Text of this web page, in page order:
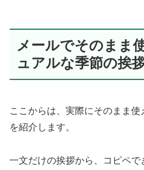
メールでそのまま
ュアルな季節の挨
ここからは、実際にそのまま
を紹介します。
一文だけの挨拶から、コピペ